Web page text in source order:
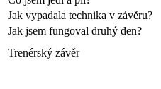
Jak vypadala technika v závěru?
Jak jsem fungoval druhý den?
Trenérský závěr